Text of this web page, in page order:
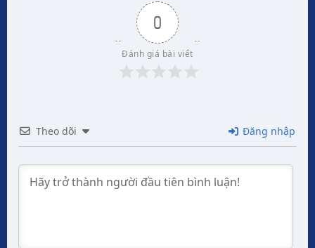
0
Đánh giá bài viết
Theo dõi Đăng nhập